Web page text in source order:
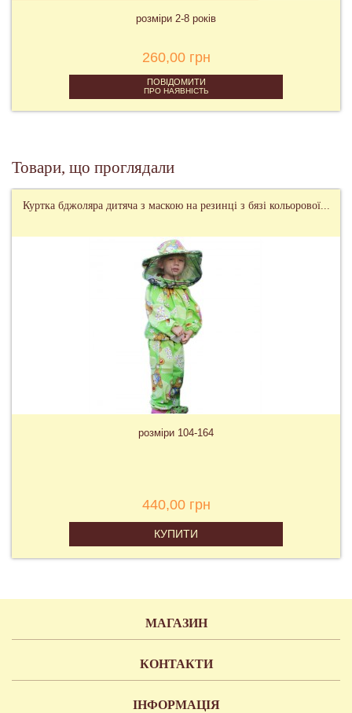
розміри 2-8 років
260,00 грн
ПОВІДОМИТИ
ПРО НАЯВНІСТЬ
Товари, що проглядали
Куртка бджоляра дитяча з маскою на резинці з бязі кольорової...
розміри 104-164
440,00 грн
КУПИТИ
МАГАЗИН
КОНТАКТИ
ІНФОРМАЦІЯ